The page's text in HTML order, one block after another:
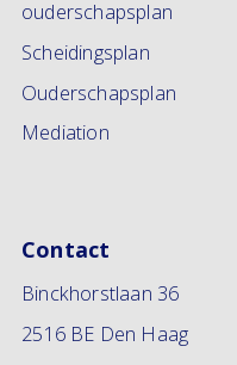
ouderschapsplan
Scheidingsplan
Ouderschapsplan
Mediation
Contact
Binckhorstlaan 36
2516 BE Den Haag